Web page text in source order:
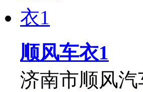
顺风车衣1
济南市顺风